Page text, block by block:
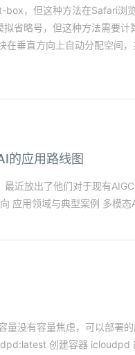
，但这种方法在Safari浏
省略号，但这种方法需要
垂直方向上自动分配空间
的应用路线图
近放出了他们对于现有
应用领域与典型案例 多模
量没有容量焦虑，可以部
创建容器 icloudpd